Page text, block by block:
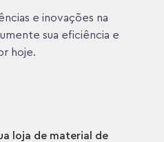
e inovações na
sua eficiência e
hoje.
loja de material de